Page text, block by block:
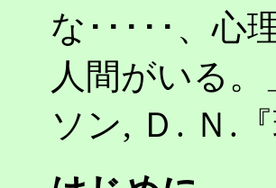
な･････、心
人間が
ソン, Ｄ. Ｎ.